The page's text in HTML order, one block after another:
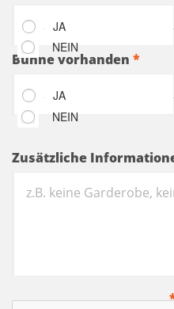
JA
NEIN
Bühne vorhanden *
JA
NEIN
Zusätzliche